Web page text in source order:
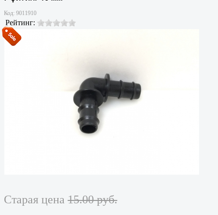
Код: 9011910
Рейтинг:
Старая цена 15.00 руб.